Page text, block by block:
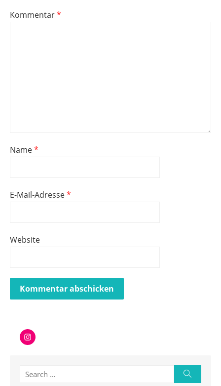
Kommentar*
Name*
E-Mail-Adresse*
Website
Instagram
Search